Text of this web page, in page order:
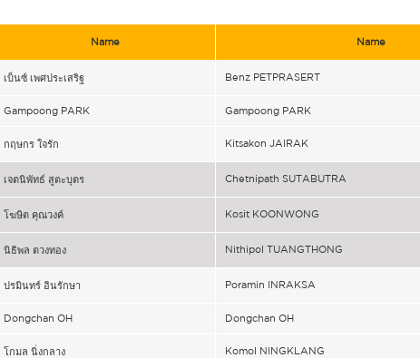
Name Name
เบ็นซ์ เพศประเสริฐ Benz PETPRASERT
Gampoong PARK Gampoong PARK
กฤษกร ใจรัก Kitsakon JAIRAK
เจตนิพัทธ์ สูตะบุตร Chetnipath SUTABUTRA
โฆษิต คุณวงค์ Kosit KOONWONG
นิธิพล ตวงทอง Nithipol TUANGTHONG
ปรมินทร์ อินรักษา Poramin INRAKSA
Dongchan OH Dongchan OH
โกมล นิ่งกลาง Komol NINGKLANG